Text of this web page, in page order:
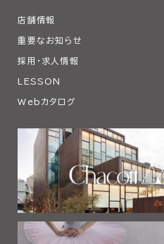
店舗情報
重要なお知らせ
採用・求人情報
LESSON
Webカタログ